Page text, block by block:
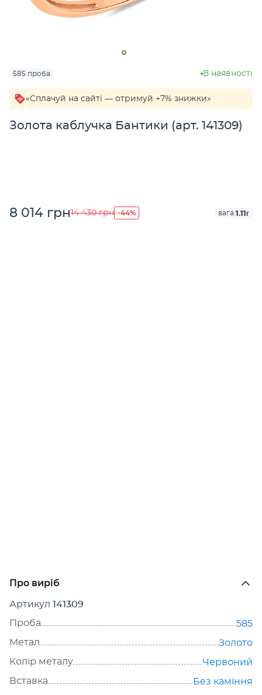
Про виріб
Артикул 141309
Проба
585
Метал
Золото
Колір металу
Червоний
Вставка
Без каміння
585 проба В наявності
«Сплачуй на сайті — отримуй +7% знижки»
Золота каблучка Бантики (арт. 141309)
8 014 грн14 430 грн -44% вага:1.11г